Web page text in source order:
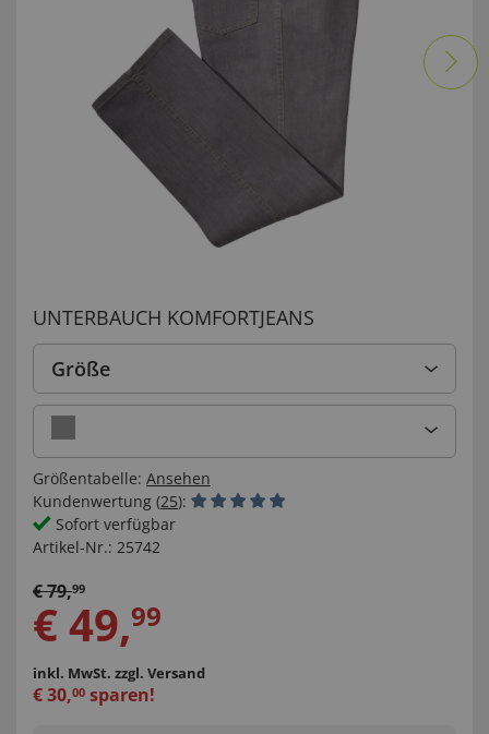
UNTERBAUCH KOMFORTJEANS
Größe
Größentabelle: Ansehen
Kundenwertung (25):
Sofort verfügbar
Artikel-Nr.: 25742
€79,99
€49,99
inkl. MwSt. zzgl. Versand
€30,00 sparen!